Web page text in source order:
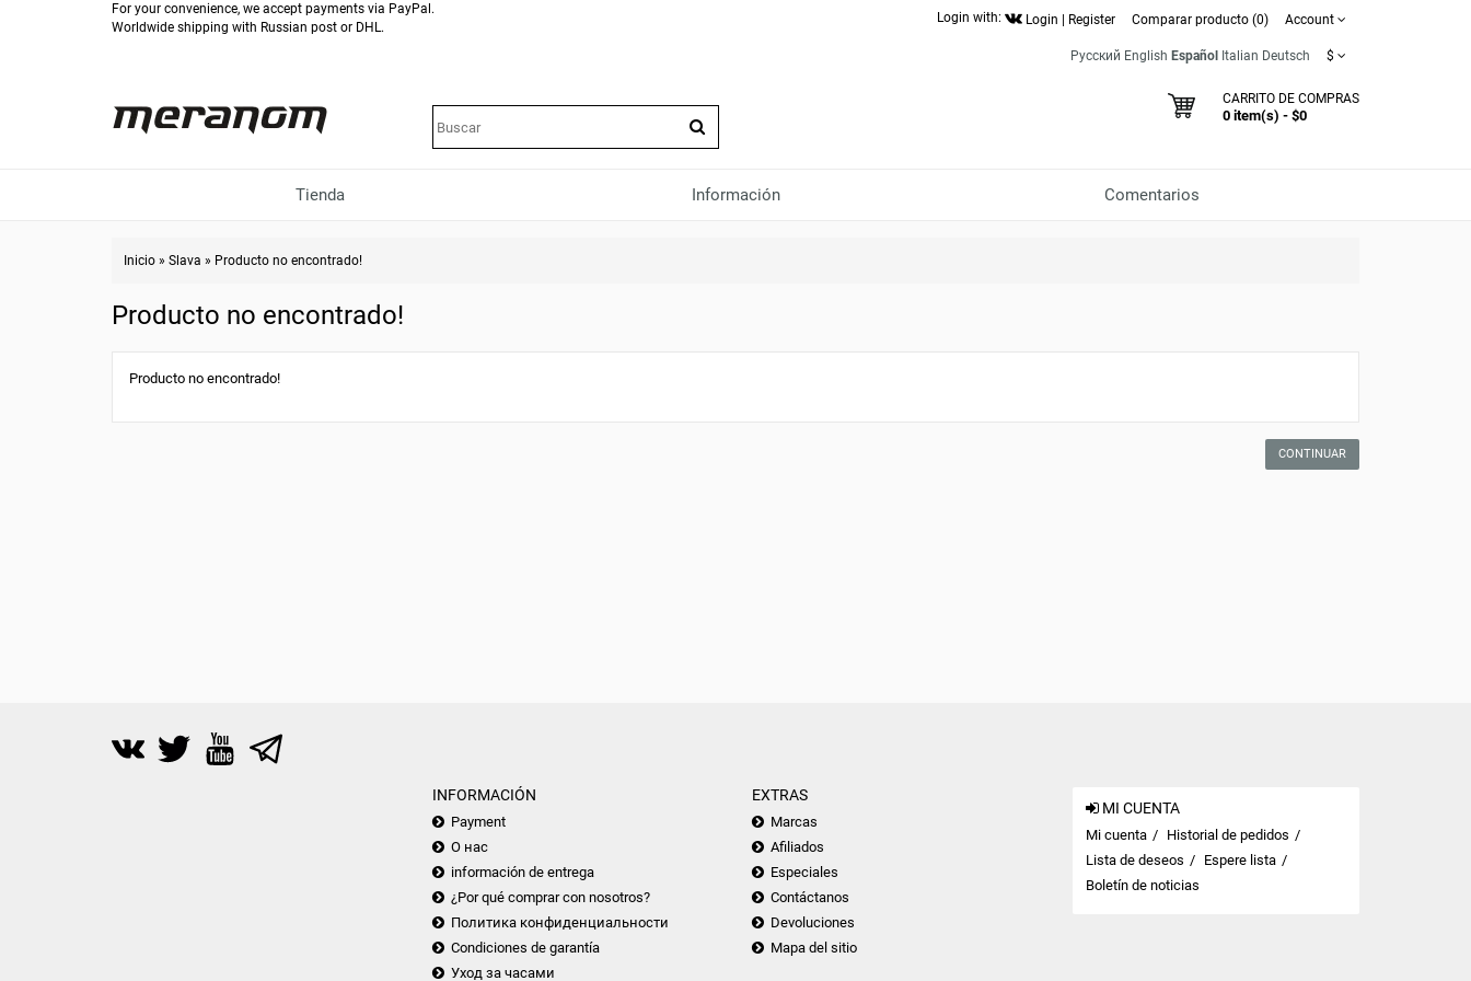
For your convenience, we accept payments via PayPal.
Worldwide shipping with Russian post or DHL.
Login with: Login Register Comparar producto (0) Account
Русский English Español Italian Deutsch $
CARRITO DE COMPRAS
0 item(s) - $0
Tienda Información Comentarios
Inicio » Slava » Producto no encontrado!
Producto no encontrado!
Producto no encontrado!
CONTINUAR
INFORMACIÓN
Payment
О нас
información de entrega
¿Por qué comprar con nosotros?
Политика конфиденциальности
Condiciones de garantía
Уход за часами
EXTRAS
Marcas
Afiliados
Especiales
Contáctanos
Devoluciones
Mapa del sitio
MI CUENTA
Mi cuenta
Historial de pedidos
Lista de deseos
Espere lista
Boletín de noticias